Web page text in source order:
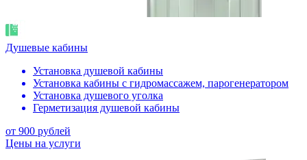
Душевые кабины
Установка душевой кабины
Установка кабины с гидромассажем, парогенератором
Установка душевого уголка
Герметизация душевой кабины
от 900 рублей
Цены на услуги